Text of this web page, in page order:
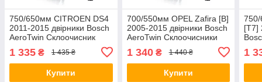
750/650мм CITROEN DS4
2011-2015 двірники Bosch
AeroTwin Склоочисник
1 335 ₴ 1 435 ₴
Купити
700/550мм OPEL Zafira [B]
2005-2015 двірники Bosch
AeroTwin Склоочисники
1 340₴ 1 440 ₴
Купити
[T7]
1